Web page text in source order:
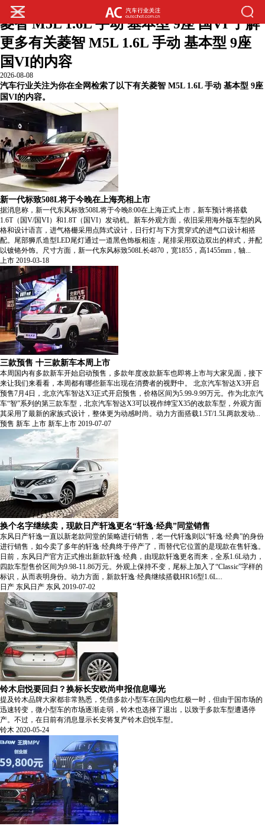
您的位置: 汽车行业关注热门内容
菱智 M5L 1.6L 手动 基本型 9座 国VI 了解
更多有关菱智 M5L 1.6L 手动 基本型 9座
国VI的内容
2026-08-08
汽车行业关注为你在全网检索了以下有关菱智 M5L 1.6L 手动 基本型 9座
国VI的内容。
新一代标致508L将于今晚在上海亮相上市
据消息称，新一代东风标致508L将于今晚8:00在上海正式上市，新车预计将搭载
1.6T（国V/国VI）和1.8T（国VI）发动机。新车外观方面，依旧采用海外版车型的风
格和设计语言，进气格栅采用点阵式设计，日行灯与下方贯穿式的进气口设计相搭
配。尾部狮爪造型LED尾灯通过一道黑色饰板相连，尾排采用双边双出的样式，并配
以镀铬外饰。尺寸方面，新一代东风标致508L长4870，宽1855，高1455mm，轴...
上市 2019-03-18
三款预售 十三款新车本周上市
本周国内有多款新车开始启动预售，多款年度改款新车也即将上市与大家见面，接下
来让我们来看看，本周都有哪些新车出现在消费者的视野中。 北京汽车智达X3开启
预售7月4日，北京汽车智达X3正式开启预售，价格区间为5.99-9.99万元。作为北京汽
车“智”系列的第三款车型，北京汽车智达X3可以视作绅宝X35的改款车型，外观方面
其采用了最新的家族式设计，整体更为动感时尚。动力方面搭载1.5T/1.5L两款发动...
预售 新车 上市 新车上市 2019-07-07
换个名字继续卖，现款日产轩逸更名“轩逸·经典”同堂销售
东风日产轩逸一直以新老款同堂的策略进行销售，老一代轩逸则以“轩逸·经典”的身份
进行销售，如今卖了多年的轩逸·经典终于停产了，而替代它位置的是现款在售轩逸。
日前，东风日产官方正式推出新款轩逸·经典，由现款轩逸更名而来，全系1.6L动力，
四款车型售价区间为9.98-11.86万元。外观上保持不变，尾标上加入了“Classic”字样的
标识，从而表明身份。动力方面，新款轩逸·经典继续搭载HR16型1.6L...
日产 东风日产 东风 2019-07-02
铃木启悦要回归？换标长安欧尚申报信息曝光
提及铃木品牌大家都非常熟悉，凭借多款小型车在国内也红极一时，但由于国市场的
迅速转变，微小型车的市场逐渐走弱，铃木也选择了退出，以致于多款车型遭遇停
产。不过，在日前有消息显示长安将复产铃木启悦车型。
铃木 2020-05-24